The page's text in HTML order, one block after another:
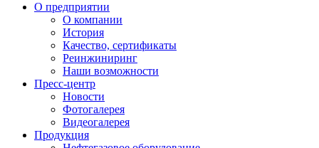
О предприятии
О компании
История
Качество, сертификаты
Реинжиниринг
Наши возможности
Пресс-центр
Новости
Фотогалерея
Видеогалерея
Продукция